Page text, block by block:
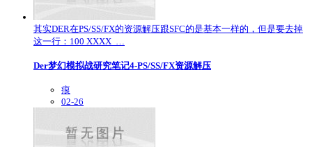
其实DER在PS/SS/FX的资源解压跟SFC的是基本一样的，但是要去掉
这一行：100 XXXX …
Der梦幻模拟战研究笔记4-PS/SS/FX资源解压
痕
02-26